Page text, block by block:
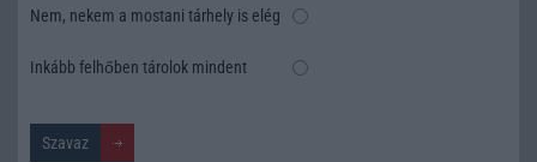
Nem, nekem a mostani tárhely is elég
Inkább felhőben tárolok mindent